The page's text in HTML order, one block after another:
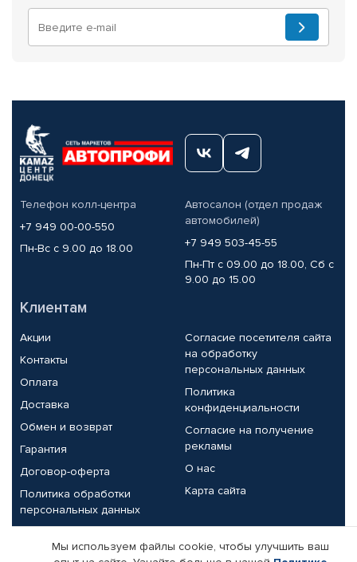
Телефон колл-центра
+7 949 00-00-550
Пн-Вс с 9.00 до 18.00
Автосалон (отдел продаж
автомобилей)
+7 949 503-45-55
Пн-Пт с 09.00 до 18.00, Сб с
9.00 до 15.00
Клиентам
Акции
Контакты
Оплата
Доставка
Обмен и возврат
Гарантия
Договор-оферта
Политика обработки
персональных данных
Согласие посетителя сайта
на обработку
персональных данных
Политика
конфиденциальности
Согласие на получение
рекламы
О нас
Карта сайта
Партнерам
Мы используем файлы cookie, чтобы улучшить ваш